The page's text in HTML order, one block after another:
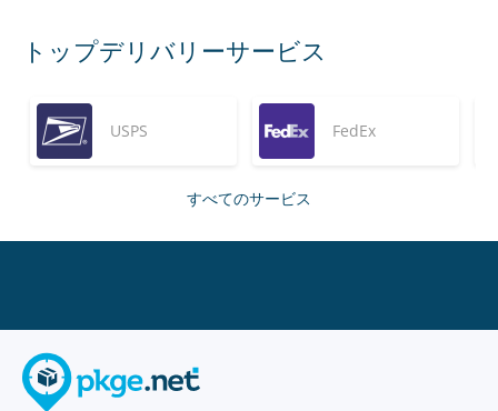
トップデリバリーサービス
USPS FedEx
すべてのサービス